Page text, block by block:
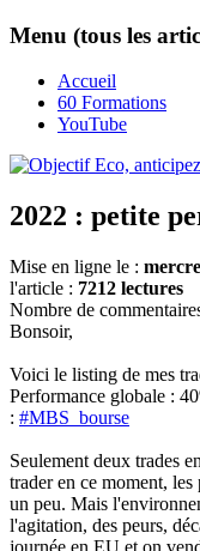
Menu (tous les
Accueil
60 Formations
YouTube
2022 : petite
Mise en ligne le :
l'article : 7212 lectures
Nombre de
Bonsoir,
Voici le listing de mes
Performance globale :
: #MBS_bourse
Seulement deux trades
trader en ce moment,
un peu. Mais
l'agitation, des peurs,